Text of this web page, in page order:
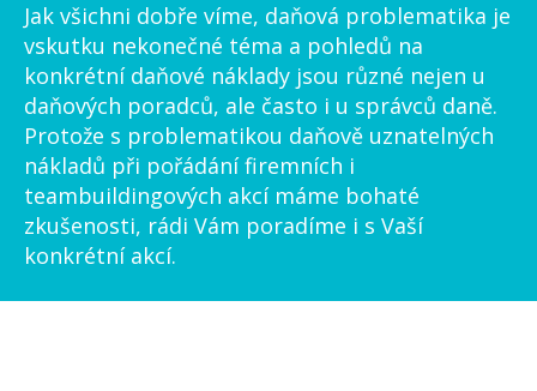
Jak všichni dobře víme, daňová problematika je
vskutku nekonečné téma a pohledů na
konkrétní daňové náklady jsou různé nejen u
daňových poradců, ale často i u správců daně.
Protože s problematikou daňově uznatelných
nákladů při pořádání firemních i
teambuildingových akcí máme bohaté
zkušenosti, rádi Vám poradíme i s Vaší
konkrétní akcí.